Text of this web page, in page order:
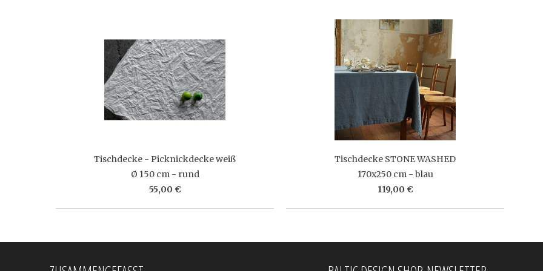
Tischdecke - Picknickdecke weiß
Ø 150 cm - rund
55,00 €
Tischdecke STONE WASHED
170x250 cm - blau
119,00 €